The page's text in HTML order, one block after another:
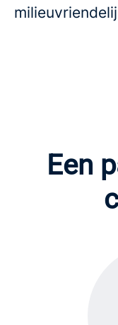
Een